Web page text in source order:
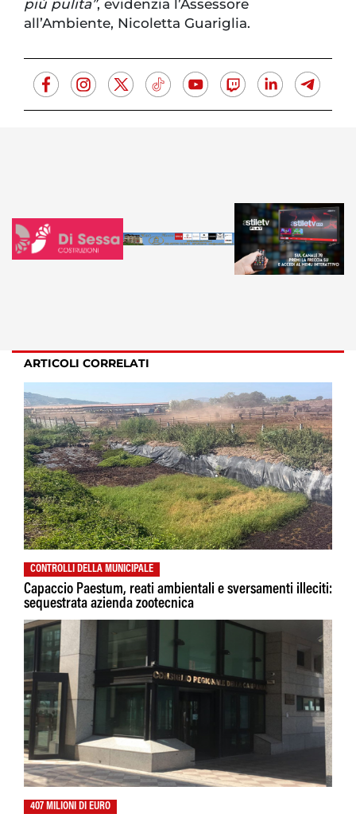
più pulita”, evidenzia l’Assessore
all’Ambiente, Nicoletta Guariglia.
ARTICOLI CORRELATI
CONTROLLI DELLA MUNICIPALE
Capaccio Paestum, reati ambientali e sversamenti illeciti:
sequestrata azienda zootecnica
407 MILIONI DI EURO